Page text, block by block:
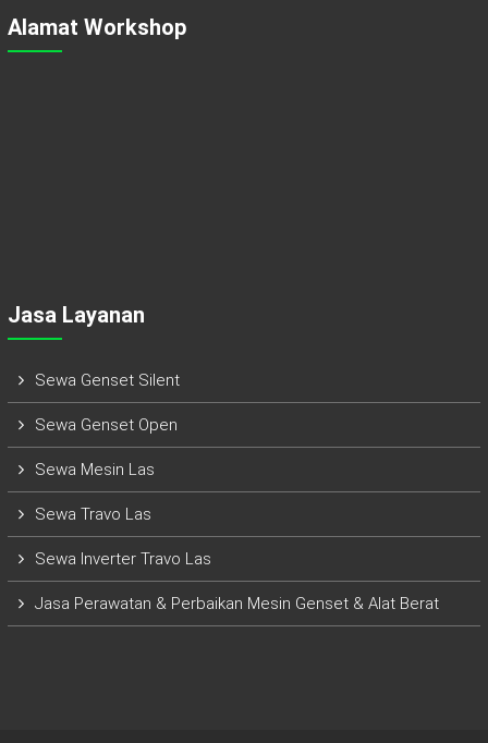
Alamat Workshop
Jasa Layanan
Sewa Genset Silent
Sewa Genset Open
Sewa Mesin Las
Sewa Travo Las
Sewa Inverter Travo Las
Jasa Perawatan & Perbaikan Mesin Genset & Alat Berat